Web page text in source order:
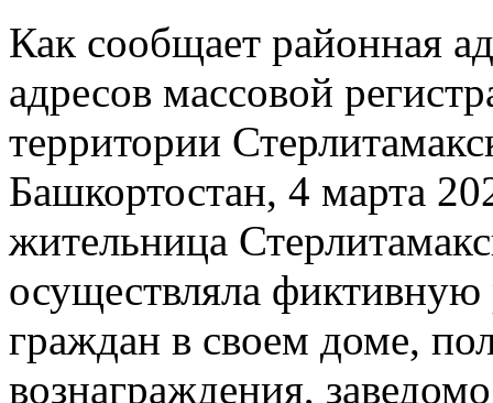
Как сообщает районная
адресов массовой
территории
Башкортостан, 4 марта
жительница
осуществляла
граждан в своем доме,
вознаграждения,